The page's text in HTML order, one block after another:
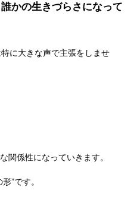
かの生きづらさになって
に大きな声で主張をしませ
関係性になっていきます。
”です。